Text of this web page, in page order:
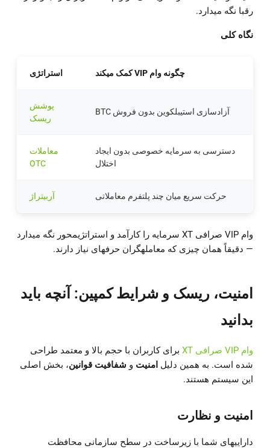
رقبا نگه میدارد.
نگاه کلی
چگونه وام VIP کمک میکند استراتژی
آزادسازی استیبلکوین بدون فروش BTC
پوشش
ریسک
دسترسی به سرمایه خصوصی بدون ایجاد
اختلال
معاملات
OTC
حرکت سریع میان چند پلتفرم معاملاتی آربیتراژ
وام VIP صرافی XT سرمایه را کارآمد و استراتژیمحور نگه میدارد
— دقیقاً همان چیزی که معاملهگران حرفهای نیاز دارند.
امنیت، ریسک و شرایط کمپین: آنچه باید
بدانید
وام VIP صرافی XT
برای کاربران با حجم بالا و معتمد طراحی
شده است. به همین دلیل امنیت و شفافیت قوانین، بخش اصلی
این سیستم هستند.
امنیت و نظارت
داراییهای شما با زیرساخت در سطح سازمانی محافظت